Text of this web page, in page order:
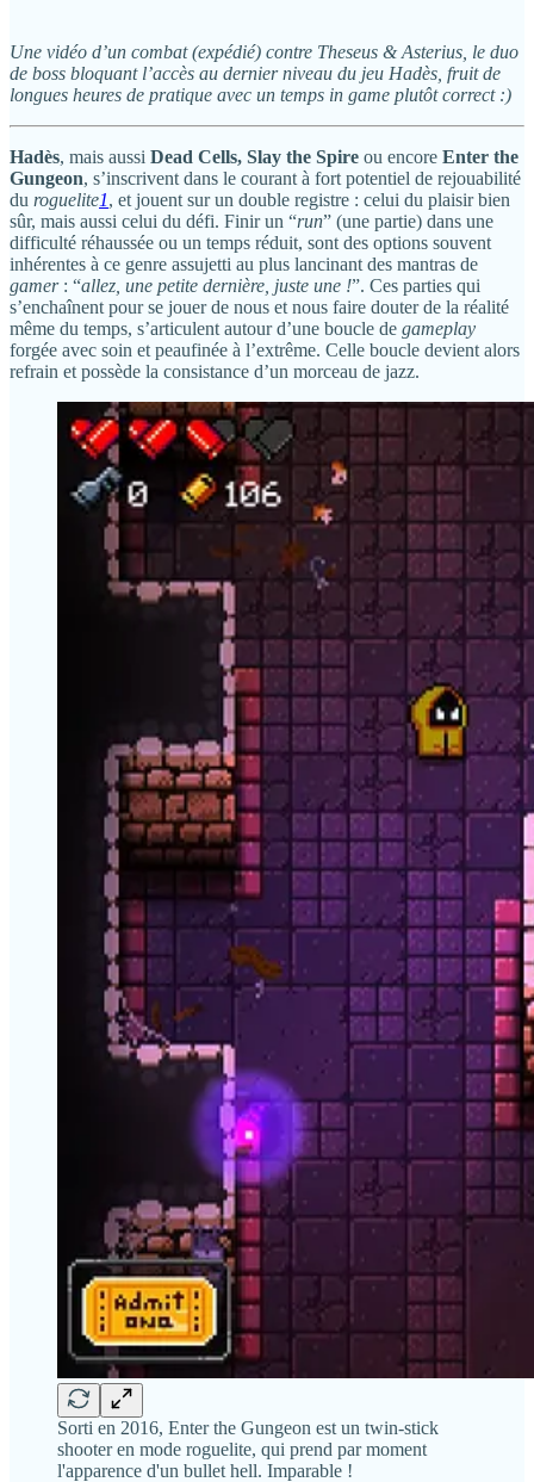
Une vidéo d’un combat (expédié) contre Theseus & Asterius, le duo
de boss bloquant l’accès au dernier niveau du jeu Hadès, fruit de
longues heures de pratique avec un temps in game plutôt correct :)
Hadès, mais aussi Dead Cells, Slay the Spire ou encore Enter the
Gungeon, s’inscrivent dans le courant à fort potentiel de rejouabilité
du roguelite1, et jouent sur un double registre : celui du plaisir bien
sûr, mais aussi celui du défi. Finir un “run” (une partie) dans une
difficulté réhaussée ou un temps réduit, sont des options souvent
inhérentes à ce genre assujetti au plus lancinant des mantras de
gamer: “allez, une petite dernière, juste une !”. Ces parties qui
s’enchaînent pour se jouer de nous et nous faire douter de la réalité
même du temps, s’articulent autour d’une boucle de gameplay
forgée avec soin et peaufinée à l’extrême. Celle boucle devient alors
refrain et possède la consistance d’un morceau de jazz.
Sorti en 2016, Enter the Gungeon est un twin-stick
shooter en mode roguelite, qui prend par moment
l'apparence d'un bullet hell. Imparable !